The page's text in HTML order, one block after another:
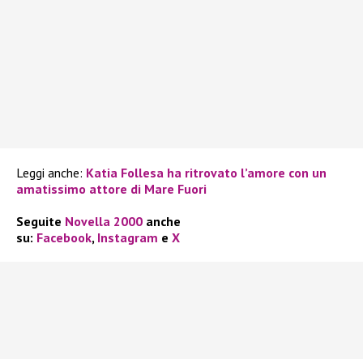
Leggi anche: Katia Follesa ha ritrovato l’amore con un
amatissimo attore di Mare Fuori
Seguite Novella 2000 anche
su: Facebook, Instagram e X